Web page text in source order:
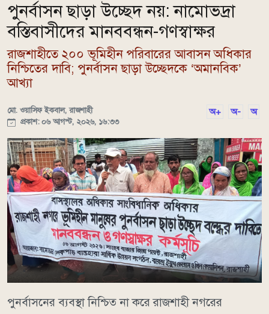
পুনর্বাসন ছাড়া উচ্ছেদ নয়: নামোভদ্রা
বস্তিবাসীদের মানববন্ধন-গণস্বাক্ষর
রাজশাহীতে ২০০ ভূমিহীন পরিবারের আবাসন অধিকার
নিশ্চিতের দাবি; পুনর্বাসন ছাড়া উচ্ছেদকে ‘অমানবিক’
আখ্যা
মো. ওয়াসিফ ইকবাল, রাজশাহী
প্রকাশ: ০৬ আগস্ট, ২০২৬, ১৬:৩৩
অ+ অ- অ
পুনর্বাসনের ব্যবস্থা নিশ্চিত না করে রাজশাহী নগরের